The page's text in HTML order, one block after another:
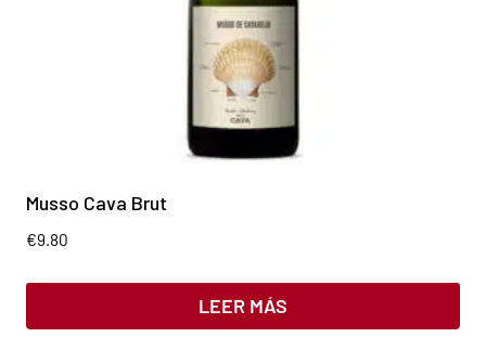
Musso Cava Brut
€9.80
LEER MÁS